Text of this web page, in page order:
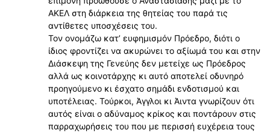
ΑΚΕΛ στη διάρκεια της θητείας του παρά τις
αντίθετες υποσχέσεις του.
Τον ονομάζω κατ’ ευφημισμόν Πρόεδρο, διότι ο
ίδιος φροντίζει να ακυρώνει το αξίωμά του και στην
Διάσκεψη της Γενεύης δεν μετείχε ως Πρόεδρος
αλλά ως κοινοτάρχης κι αυτό αποτελεί οδυνηρό
προηγούμενο κι έσχατο σημάδι ενδοτισμού και
υποτέλειας. Τούρκοι, Άγγλοι κι Άιντα γνωρίζουν ότι
αυτός είναι ο αδύναμος κρίκος και ποντάρουν στις
παρραχωρήσεις του που με περισσή ευχέρεια τους